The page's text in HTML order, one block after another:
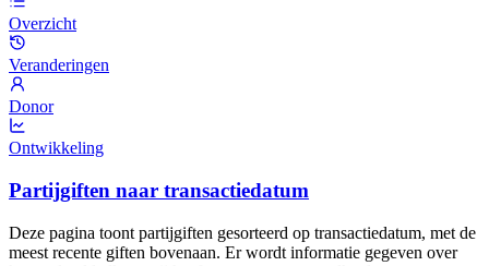
Overzicht
Veranderingen
Donor
Ontwikkeling
Partijgiften naar transactiedatum
Deze pagina toont partijgiften gesorteerd op transactiedatum, met de
meest recente giften bovenaan. Er wordt informatie gegeven over